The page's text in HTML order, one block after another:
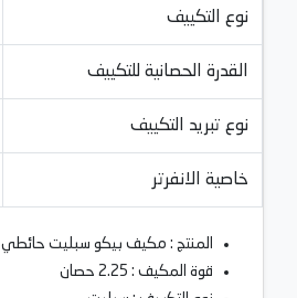
نوع التكييف
القدرة الحصانية للتكييف
نوع تبريد التكييف
خاصية الانفرتر
المنتج : مكيف بيكو سبليت حائطي
قوة المكيف : 2.25 حصان